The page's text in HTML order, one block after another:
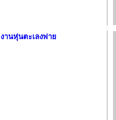
งานหุ่นตะเลงพ่าย